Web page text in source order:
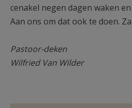
cenakel negen dagen waken
Aan ons om dat ook te doen.
Pastoor-deken
Wilfried Van Wilder